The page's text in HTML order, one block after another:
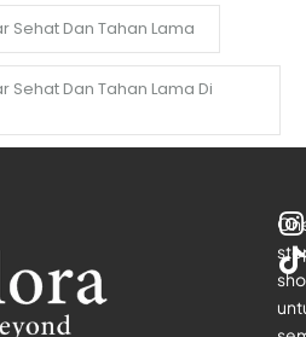
Sehat Dan Tahan Lama
Sehat Dan Tahan Lama Di